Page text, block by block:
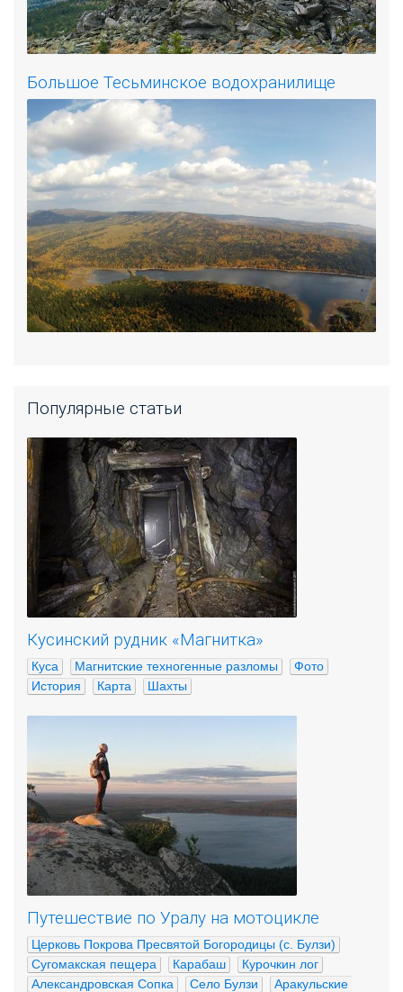
Большое Тесьминское водохранилище
Популярные статьи
Кусинский рудник «Магнитка»
Куса Магнитские техногенные разломы
Фото
История
Карта Шахты
Путешествие по Уралу на мотоцикле
Церковь Покрова Пресвятой Богородицы (с. Булзи)
Сугомакская пещера
Карабаш
Курочкин лог
Александровская Сопка
Село Булзи
Аракульские